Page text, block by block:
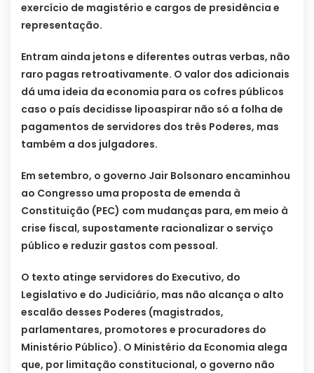
exercício de magistério e cargos de presidência e
representação.
Entram ainda jetons e diferentes outras verbas, não
raro pagas retroativamente. O valor dos adicionais
dá uma ideia da economia para os cofres públicos
caso o país decidisse lipoaspirar não só a folha de
pagamentos de servidores dos três Poderes, mas
também a dos julgadores.
Em setembro, o governo Jair Bolsonaro encaminhou
ao Congresso uma proposta de emenda à
Constituição (PEC) com mudanças para, em meio à
crise fiscal, supostamente racionalizar o serviço
público e reduzir gastos com pessoal.
O texto atinge servidores do Executivo, do
Legislativo e do Judiciário, mas não alcança o alto
escalão desses Poderes (magistrados,
parlamentares, promotores e procuradores do
Ministério Público). O Ministério da Economia alega
que, por limitação constitucional, o governo não